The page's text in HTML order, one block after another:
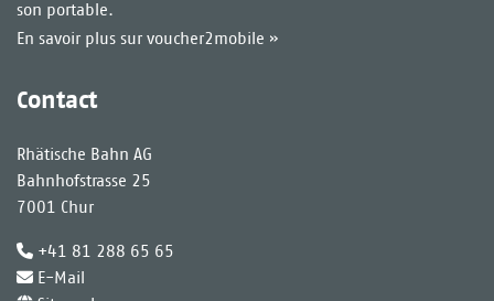
son portable.
En savoir plus sur voucher2mobile »
Contact
Rhätische Bahn AG
Bahnhofstrasse 25
7001 Chur
+41 81 288 65 65
E-Mail